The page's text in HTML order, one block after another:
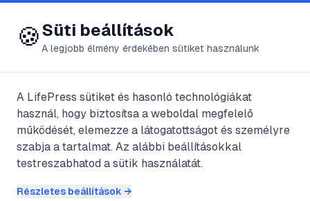
😍 LifePress
@shadow
2017. augusztus 15. perc olvasás
Hogyan fogyjunk le
🍪Süti beállítások
A legjobb élmény érdekében sütiket használunk
A LifePress sütiket és hasonló technológiákat
használ, hogy biztosítsa a weboldal megfelelő
működését, elemezze a látogatottságot és személyre
szabja a tartalmat. Az alábbi beállításokkal
testreszabhatod a sütik használatát.
Részletes beállítások →